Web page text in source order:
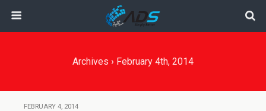
Archives › February 4th, 2014
FEBRUARY 4, 2014